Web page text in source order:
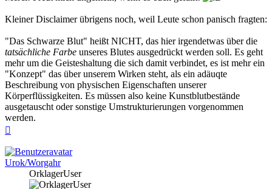
Kleiner Disclaimer übrigens noch, weil Leute schon panisch fragten:
"Das Schwarze Blut" heißt NICHT, das hier irgendetwas über die
tatsächliche Farbe unseres Blutes ausgedrückt werden soll. Es geht
mehr um die Geisteshaltung die sich damit verbindet, es ist mehr ein
"Konzept" das über unserem Wirken steht, als ein adäuqte
Beschreibung von physischen Eigenschaften unserer
Körperflüssigkeiten. Es müssen also keine Kunstblutbestände
ausgetauscht oder sonstige Umstrukturierungen vorgenommen
werden.
Urok/Worgahr
OrklagerUser